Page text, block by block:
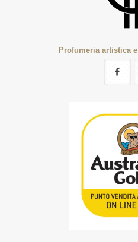
Profumeria artistica